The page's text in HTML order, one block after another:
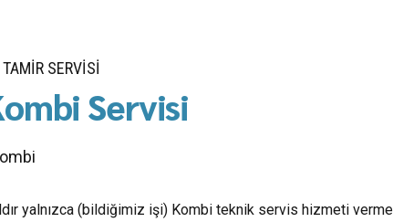
SERVISI
Servisi
yalnızca (bildiğimiz işi) Kombi teknik servis hizmeti